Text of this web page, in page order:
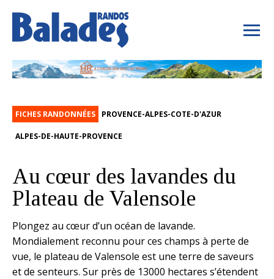
FICHES RANDONNÉES PROVENCE-ALPES-COTE-D'AZUR
ALPES-DE-HAUTE-PROVENCE
Au cœur des lavandes du
Plateau de Valensole
Plongez au cœur d’un océan de lavande.
Mondialement reconnu pour ces champs à perte de
vue, le plateau de Valensole est une terre de saveurs
et de senteurs. Sur près de 13000 hectares s’étendent